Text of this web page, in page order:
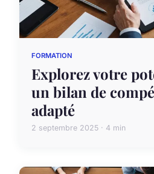
FORMATION
Explorez votre
un bilan de
adapté
2 septembre 2025 · 4 min